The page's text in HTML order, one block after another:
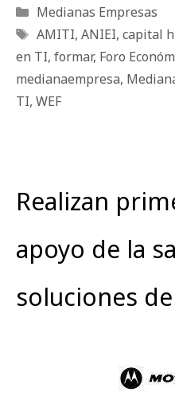
Categorías
Medianas Empresas
Etiquetas
AMITI, ANIEI, capital
en TI, formar, Foro
medianaempresa,
TI, WEF
Realizan
apoyo de la
soluciones